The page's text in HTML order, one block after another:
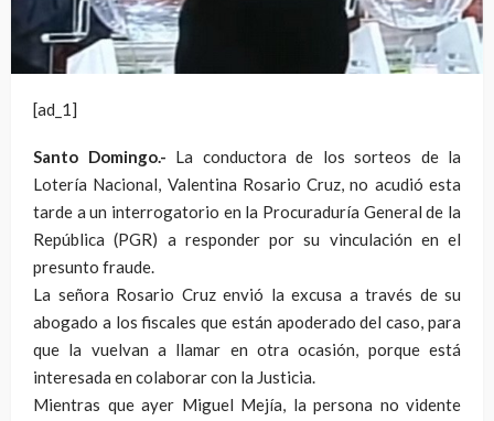
[ad_1]
Santo Domingo.- La conductora de los sorteos de la
Lotería Nacional, Valentina Rosario Cruz, no acudió esta
tarde a un interrogatorio en la Procuraduría General de la
República (PGR) a responder por su vinculación en el
presunto fraude.
La señora Rosario Cruz envió la excusa a través de su
abogado a los fiscales que están apoderado del caso, para
que la vuelvan a llamar en otra ocasión, porque está
interesada en colaborar con la Justicia.
Mientras que ayer Miguel Mejía, la persona no vidente